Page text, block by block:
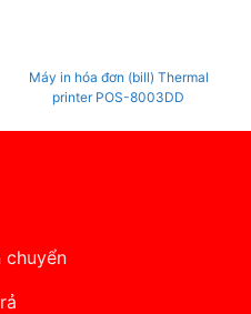
OUT OF STOCK
Máy in hóa đơn (bill) Thermal
printer POS-8003DD
chuyển